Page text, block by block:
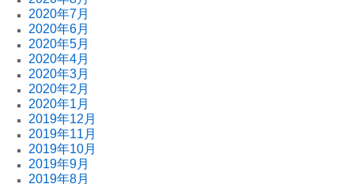
2020年7月
2020年6月
2020年5月
2020年4月
2020年3月
2020年2月
2020年1月
2019年12月
2019年11月
2019年10月
2019年9月
2019年8月